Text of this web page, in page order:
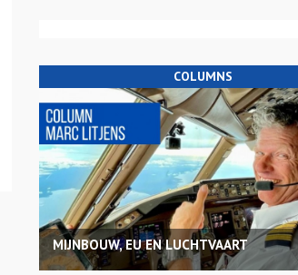
COLUMNS
MIJNBOUW, EU EN LUCHTVAART